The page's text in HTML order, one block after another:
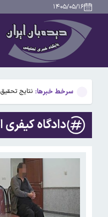
۱۴۰۵/۰۵/۱۶
سرخط خبرها:
بیفوما در
سوختی
نتایج تحقیق روی ۱۰ میلیون فرزند: ترتیب تولد بر بروز
۴۹ سال پیش در چنین روزی؛ جمشید آموزگار نخست وزیر شد/اسامی اعضای کابینه
بیفوما در
دادگاه کیفری